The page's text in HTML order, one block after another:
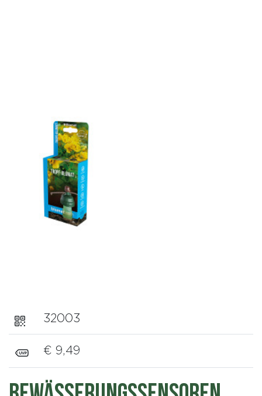
32003
€ 9,49